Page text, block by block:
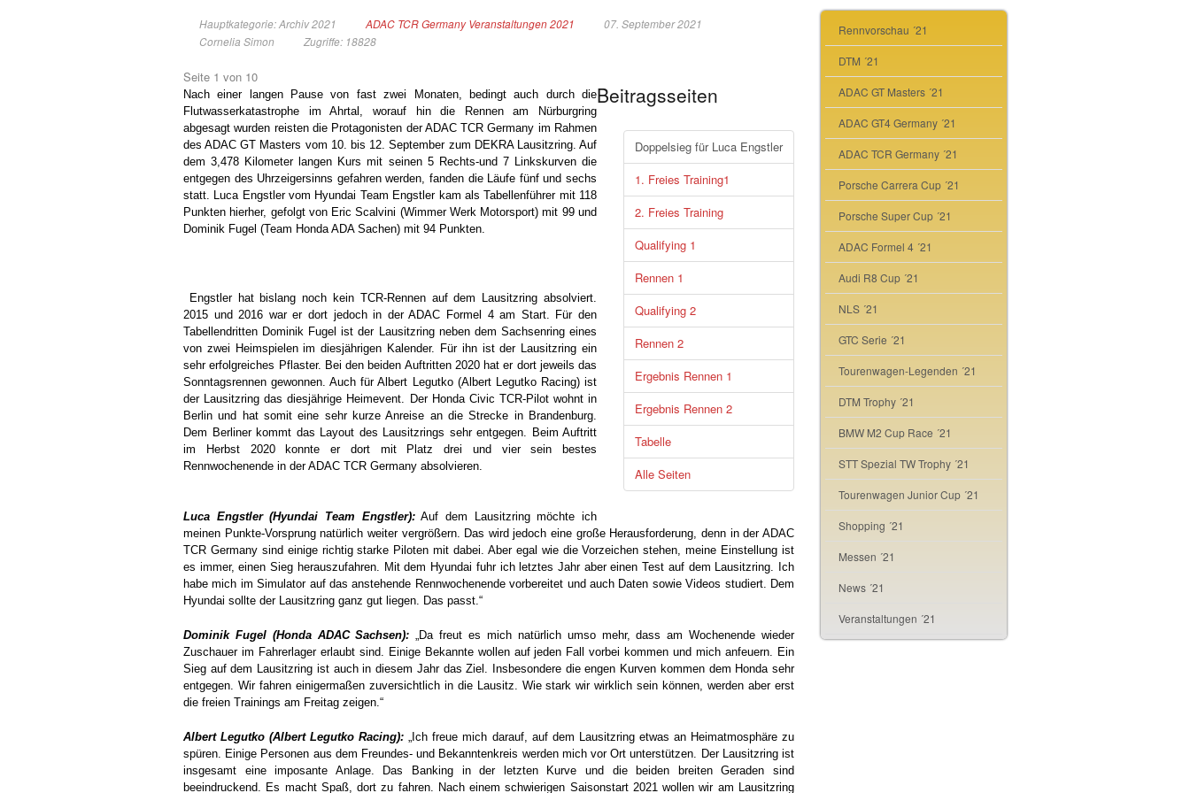
Hauptkategorie: Archiv 2021 ADAC TCR Germany Veranstaltungen 2021
07. September 2021
Cornelia Simon
Zugriffe: 18828
Beitragsseiten
Doppelsieg für Luca Engstler
1. Freies Training1
2. Freies Training
Qualifying 1
Rennen 1
Qualifying 2
Rennen 2
Ergebnis Rennen 1
Ergebnis Rennen 2
Tabelle
Alle Seiten
Seite 1 von 10
Nach einer langen Pause von fast zwei Monaten, bedingt auch durch die
Flutwasserkatastrophe im Ahrtal, worauf hin die Rennen am Nürburgring
abgesagt wurden reisten die Protagonisten der ADAC TCR Germany im Rahmen
des ADAC GT Masters vom 10. bis 12. September zum DEKRA Lausitzring. Auf
dem 3,478 Kilometer langen Kurs mit seinen 5 Rechts-und 7 Linkskurven die
entgegen des Uhrzeigersinns gefahren werden, fanden die Läufe fünf und sechs
statt. Luca Engstler vom Hyundai Team Engstler kam als Tabellenführer mit 118
Punkten hierher, gefolgt von Eric Scalvini (Wimmer Werk Motorsport) mit 99 und
Dominik Fugel (Team Honda ADA Sachen) mit 94 Punkten.
Engstler hat bislang noch kein TCR-Rennen auf dem Lausitzring absolviert.
2015 und 2016 war er dort jedoch in der ADAC Formel 4 am Start. Für den
Tabellendritten Dominik Fugel ist der Lausitzring neben dem Sachsenring eines
von zwei Heimspielen im diesjährigen Kalender. Für ihn ist der Lausitzring ein
sehr erfolgreiches Pflaster. Bei den beiden Auftritten 2020 hat er dort jeweils das
Sonntagsrennen gewonnen. Auch für Albert Legutko (Albert Legutko Racing) ist
der Lausitzring das diesjährige Heimevent. Der Honda Civic TCR-Pilot wohnt in
Berlin und hat somit eine sehr kurze Anreise an die Strecke in Brandenburg.
Dem Berliner kommt das Layout des Lausitzrings sehr entgegen. Beim Auftritt
im Herbst 2020 konnte er dort mit Platz drei und vier sein bestes
Rennwochenende in der ADAC TCR Germany absolvieren.
Luca Engstler (Hyundai Team Engstler):Auf dem Lausitzring möchte ich
meinen Punkte-Vorsprung natürlich weiter vergrößern. Das wird jedoch eine große Herausforderung, denn in der ADAC
TCR Germany sind einige richtig starke Piloten mit dabei. Aber egal wie die Vorzeichen stehen, meine Einstellung ist
es immer, einen Sieg herauszufahren. Mit dem Hyundai fuhr ich letztes Jahr aber einen Test auf dem Lausitzring. Ich
habe mich im Simulator auf das anstehende Rennwochenende vorbereitet und auch Daten sowie Videos studiert. Dem
Hyundai sollte der Lausitzring ganz gut liegen. Das passt.“
Dominik Fugel (Honda ADAC Sachsen): „Da freut es mich natürlich umso mehr, dass am Wochenende wieder
Zuschauer im Fahrerlager erlaubt sind. Einige Bekannte wollen auf jeden Fall vorbei kommen und mich anfeuern. Ein
Sieg auf dem Lausitzring ist auch in diesem Jahr das Ziel. Insbesondere die engen Kurven kommen dem Honda sehr
entgegen. Wir fahren einigermaßen zuversichtlich in die Lausitz. Wie stark wir wirklich sein können, werden aber erst
die freien Trainings am Freitag zeigen.“
Albert Legutko (Albert Legutko Racing): „Ich freue mich darauf, auf dem Lausitzring etwas an Heimatmosphäre zu
spüren. Einige Personen aus dem Freundes- und Bekanntenkreis werden mich vor Ort unterstützen. Der Lausitzring ist
insgesamt eine imposante Anlage. Das Banking in der letzten Kurve und die beiden breiten Geraden sind
beeindruckend. Es macht Spaß, dort zu fahren. Nach einem schwierigen Saisonstart 2021 wollen wir am Lausitzring
Rennvorschau ´21
DTM ´21
ADAC GT Masters ´21
ADAC GT4 Germany ´21
ADAC TCR Germany ´21
Porsche Carrera Cup ´21
Porsche Super Cup ´21
ADAC Formel 4 ´21
Audi R8 Cup ´21
NLS ´21
GTC Serie ´21
Tourenwagen-Legenden ´21
DTM Trophy ´21
BMW M2 Cup Race ´21
STT Spezial TW Trophy ´21
Tourenwagen Junior Cup ´21
Shopping ´21
Messen ´21
News ´21
Veranstaltungen ´21